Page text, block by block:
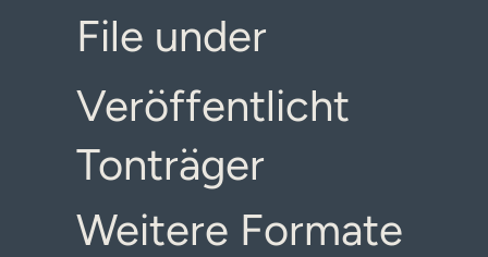
File under
Veröffentlicht
Tonträger
Weitere Formate